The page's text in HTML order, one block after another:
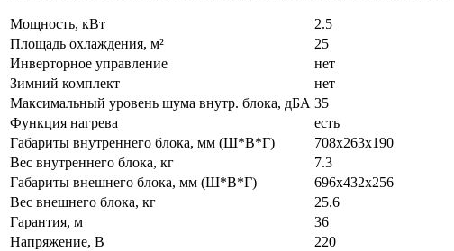
Мощность, кВт
2.5
Площадь охлаждения, м²
25
Инверторное управление
нет
Зимний комплект
нет
Максимальный уровень шума внутр. блока, дБА 35
Функция нагрева
есть
Габариты внутреннего блока, мм (Ш*В*Г)
708x263x190
Вес внутреннего блока, кг
7.3
Габариты внешнего блока, мм (Ш*В*Г)
696x432x256
Вес внешнего блока, кг
25.6
Гарантия, м
36
Напряжение, В
220